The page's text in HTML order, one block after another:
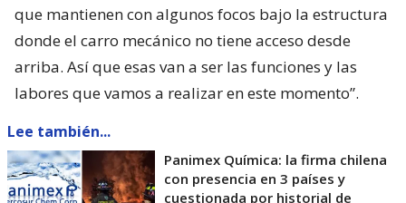
que mantienen con algunos focos bajo la estructura
donde el carro mecánico no tiene acceso desde
arriba. Así que esas van a ser las funciones y las
labores que vamos a realizar en este momento”.
Lee también...
Panimex Química: la firma chilena
con presencia en 3 países y
cuestionada por historial de